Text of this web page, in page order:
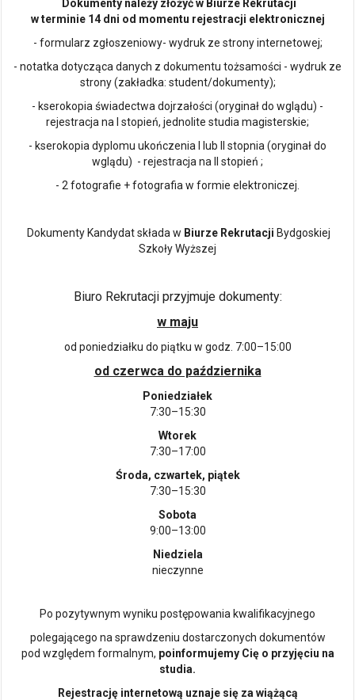
Dokumenty należy złożyć w Biurze Rekrutacji
w terminie 14 dni od momentu rejestracji elektronicznej
- formularz zgłoszeniowy- wydruk ze strony internetowej;
- notatka dotycząca danych z dokumentu tożsamości - wydruk ze
strony (zakładka: student/dokumenty);
- kserokopia świadectwa dojrzałości (oryginał do wglądu) -
rejestracja na I stopień, jednolite studia magisterskie;
- kserokopia dyplomu ukończenia I lub II stopnia (oryginał do
wglądu) - rejestracja na II stopień ;
- 2 fotografie + fotografia w formie elektroniczej.
Dokumenty Kandydat składa w Biurze Rekrutacji Bydgoskiej
Szkoły Wyższej
Biuro Rekrutacji przyjmuje dokumenty:
w maju
od poniedziałku do piątku w godz. 7:00–15:00
od czerwca do października
Poniedziałek
7:30–15:30
Wtorek
7:30–17:00
Środa, czwartek, piątek
7:30–15:30
Sobota
9:00–13:00
Niedziela
nieczynne
Po pozytywnym wyniku postępowania kwalifikacyjnego
polegającego na sprawdzeniu dostarczonych dokumentów
pod względem formalnym, poinformujemy Cię o przyjęciu na
studia.
Rejestrację internetową uznaje się za wiążącą